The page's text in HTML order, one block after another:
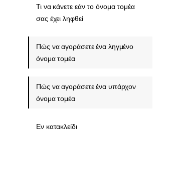
Τι να κάνετε εάν το όνομα τομέα
σας έχει ληφθεί
Πώς να αγοράσετε ένα ληγμένο
όνομα τομέα
Πώς να αγοράσετε ένα υπάρχον
όνομα τομέα
Εν κατακλείδι